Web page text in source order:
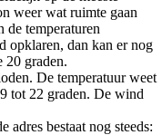
weer wat ruimte gaan
temperaturen
opklaren, dan kan er nog
20 graden.
De temperatuur weet
tot 22 graden. De wind
adres bestaat nog steeds: